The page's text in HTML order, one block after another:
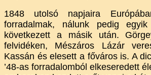
1848 utolsó napjaira
forradalmak, nálunk pedig
következett a másik után.
felvidéken, Mészáros Lázár
Kassán és elesett a főváros is. A
’48-as forradalomból elkeseredett